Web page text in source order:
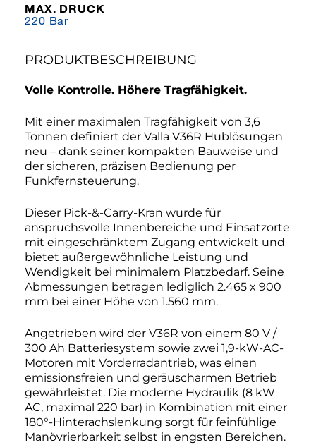
MAX. DRUCK
220 Bar
PRODUKTBESCHREIBUNG
Volle Kontrolle. Höhere Tragfähigkeit.
Mit einer maximalen Tragfähigkeit von 3,6
Tonnen definiert der Valla V36R Hub­lösungen
neu – dank seiner kompakten Bauweise und
der sicheren, präzisen Bedienung per
Funkfernsteuerung.
Dieser Pick-&-Carry-Kran wurde für
anspruchsvolle Innenbereiche und Einsatzorte
mit eingeschränktem Zugang entwickelt und
bietet außergewöhnliche Leistung und
Wendigkeit bei minimalem Platzbedarf. Seine
Abmessungen betragen lediglich 2.465 x 900
mm bei einer Höhe von 1.560 mm.
Angetrieben wird der V36R von einem 80 V /
300 Ah Batteriesystem sowie zwei 1,9-kW-AC-
Motoren mit Vorderradantrieb, was einen
emissionsfreien und geräuscharmen Betrieb
gewährleistet. Die moderne Hydraulik (8 kW
AC, maximal 220 bar) in Kombination mit einer
180°-Hinterachslenkung sorgt für feinfühlige
Manövrierbarkeit selbst in engsten Bereichen.